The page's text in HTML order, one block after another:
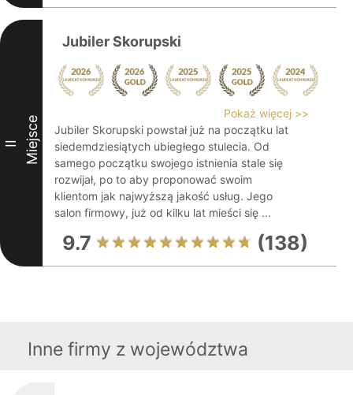
II Miejsce
Jubiler Skorupski
Pokaż więcej >>
Jubiler Skorupski powstał już na początku lat
siedemdziesiątych ubiegłego stulecia. Od
samego początku swojego istnienia stale się
rozwijał, po to aby proponować swoim
klientom jak najwyższą jakość usług. Jego
salon firmowy, już od kilku lat mieści się ...
9.7 (138)
Inne firmy z województwa